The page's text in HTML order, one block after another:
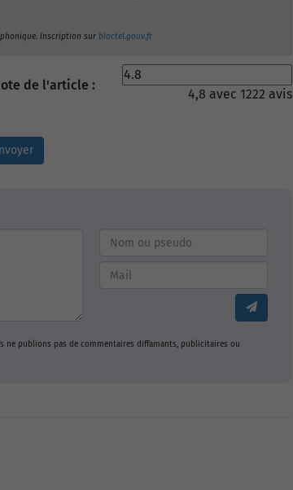
Inscription sur bloctel.gouv.fr
de l'article :
4,8 avec 1222 avis
ne publions pas de commentaires diffamants, publicitaires ou